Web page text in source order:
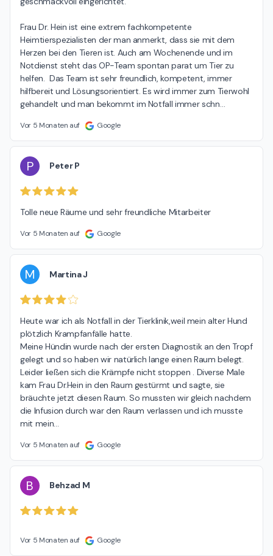
Frau Dr. Hein ist eine extrem fachkompetente
Heimtierspezialisten der man anmerkt, dass sie mit dem
Herzen bei den Tieren ist. Auch am Wochenende und im
Notdienst steht das OP-Team spontan parat um Tier zu
helfen.  Das Team ist sehr freundlich, kompetent, immer
hilfbereit und Lösungsorientiert. Es wird immer zum Tierwohl
gehandelt und man bekommt im Notfall immer schn…
Vor 5 Monaten auf Google
P Peter P
Tolle neue Räume und sehr freundliche Mitarbeiter
Vor 5 Monaten auf Google
M Martina J
Heute war ich als Notfall in der Tierklinik,weil mein alter Hund
plötzlich Krampfanfälle hatte.
Meine Hündin wurde nach der ersten Diagnostik an den Tropf
gelegt und so haben wir natürlich lange einen Raum belegt.
Leider ließen sich die Krämpfe nicht stoppen . Diverse Male
kam Frau Dr.Hein in den Raum gestürmt und sagte, sie
bräuchte jetzt diesen Raum. So mussten wir gleich nachdem
die Infusion durch war den Raum verlassen und ich musste
mit mein…
Vor 5 Monaten auf Google
B Behzad M
Vor 5 Monaten auf Google